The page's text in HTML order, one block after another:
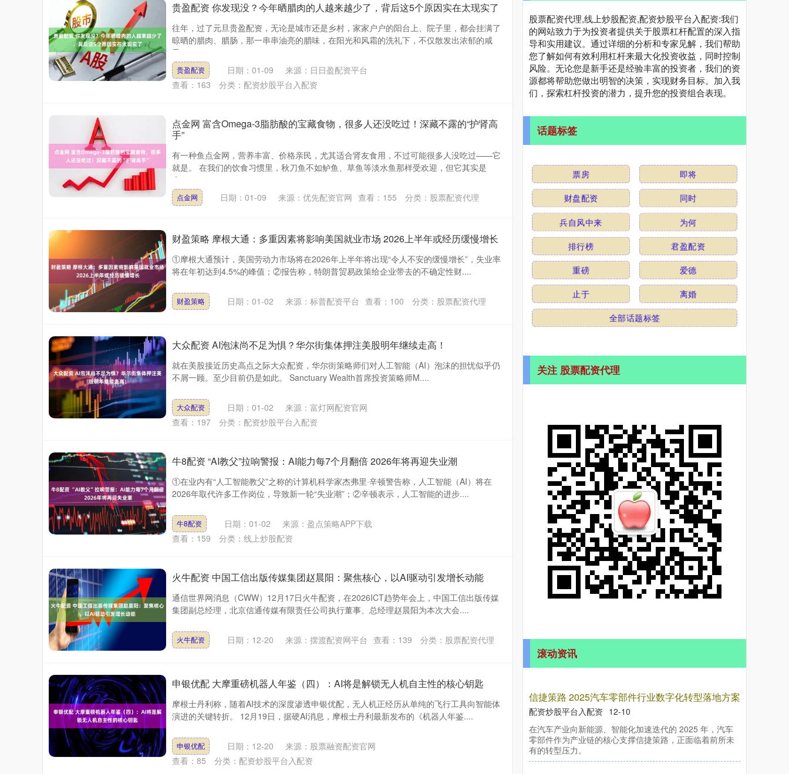
贵盈配资 你发现没？今年晒腊肉的人越来越少了，背后这5个原因实在太现实了
往年，过了元旦贵盈配资，无论是城市还是乡村，家家户户的阳台上、院子里，都会挂满了
晾晒的腊肉、腊肠，那一串串油亮的腊味，在阳光和风霜的洗礼下，不仅散发出浓郁的咸
香....
贵盈配资 日期：01-09
来源：日日盈配资平台
查看： 163 分类： 配资炒股平台入配资
点金网 富含Omega-3脂肪酸的宝藏食物，很多人还没吃过！深藏不露的“护肾高
手”
有一种鱼点金网，营养丰富、价格亲民，尤其适合肾友食用，不过可能很多人没吃过——它
就是。 在我们的饮食习惯里，秋刀鱼不如鲈鱼、草鱼等淡水鱼那样受欢迎，但它其实是
个....
点金网 日期：01-09 来源：优先配资官网 查看： 155 分类： 股票配资代理
财盈策略 摩根大通：多重因素将影响美国就业市场 2026上半年或经历缓慢增长
①摩根大通预计，美国劳动力市场将在2026年上半年将出现“令人不安的缓慢增长”，失业率
将在年初达到4.5%的峰值；②报告称，特朗普贸易政策给企业带去的不确定性财....
财盈策略 日期：01-02 来源：标普配资平台 查看： 100 分类： 股票配资代理
大众配资 AI泡沫尚不足为惧？华尔街集体押注美股明年继续走高！
就在美股接近历史高点之际大众配资，华尔街策略师们对人工智能（AI）泡沫的担忧似乎仍
不屑一顾。至少目前仍是如此。 Sanctuary Wealth首席投资策略师M....
大众配资 日期：01-02
来源：富灯网配资官网
查看： 197 分类： 配资炒股平台入配资
牛8配资 “AI教父”拉响警报：AI能力每7个月翻倍 2026年将再迎失业潮
①在业内有“人工智能教父”之称的计算机科学家杰弗里·辛顿警告称，人工智能（AI）将在
2026年取代许多工作岗位，导致新一轮“失业潮”；②辛顿表示，人工智能的进步....
牛8配资 日期：01-02
来源：盈点策略APP下载
查看： 159 分类： 线上炒股配资
火牛配资 中国工信出版传媒集团赵晨阳：聚焦核心，以AI驱动引发增长动能
通信世界网消息（CWW）12月17日火牛配资，在2026ICT趋势年会上，中国工信出版传媒
集团副总经理，北京信通传媒有限责任公司执行董事、总经理赵晨阳为本次大会....
火牛配资 日期：12-20 来源：摆渡配资网平台 查看： 139 分类： 股票配资代理
申银优配 大摩重磅机器人年鉴（四）：AI将是解锁无人机自主性的核心钥匙
摩根士丹利称，随着AI技术的深度渗透申银优配，无人机正经历从单纯的飞行工具向智能体
演进的关键转折。 12月19日，据硬AI消息，摩根士丹利最新发布的《机器人年鉴....
申银优配 日期：12-20
来源：股票融资配资官网
查看： 85 分类： 配资炒股平台入配资
股票配资代理,线上炒股配资,配资炒股平台入配资:我们
的网站致力于为投资者提供关于股票杠杆配置的深入指
导和实用建议。通过详细的分析和专家见解，我们帮助
您了解如何有效利用杠杆来最大化投资收益，同时控制
风险。无论您是新手还是经验丰富的投资者，我们的资
源都将帮助您做出明智的决策，实现财务目标。加入我
们，探索杠杆投资的潜力，提升您的投资组合表现。
话题标签
票房
即将
财盘配资
同时
兵自风中来
为何
排行榜
君盈配资
重磅
爱德
止于
离婚
全部话题标签
关注 股票配资代理
滚动资讯
信捷策路 2025汽车零部件行业数字化转型落地方案
配资炒股平台入配资12-10
在汽车产业向新能源、智能化加速迭代的 2025 年，汽车
零部件作为产业链的核心支撑信捷策路，正面临着前所未
有的转型压力。